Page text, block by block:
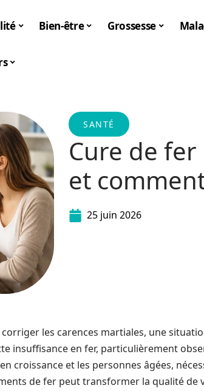
Bien-être Grossesse
SANTÉ
Cure de
et
25 juin 2026
les carences martiales, une
insuffisance en fer, particulièrement
croissance et les personnes âgées,
de fer peut transformer la qualité de